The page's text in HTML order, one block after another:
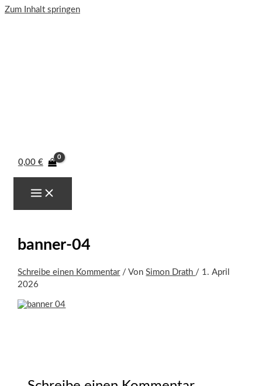
Zum Inhalt springen
0,00 €
banner-04
Schreibe einen Kommentar / VonSimon Drath / 1. April
2026